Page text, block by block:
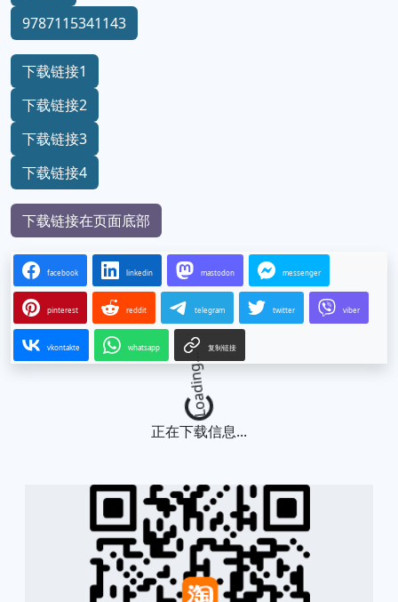
9787115341143
下载链接1
下载链接2
下载链接3
下载链接4
下载链接在页面底部
facebook linkedin mastodon messenger
pinterest reddit telegram twitter viber
vkontakte whatsapp 复制链接
Loading...
正在下载信息...